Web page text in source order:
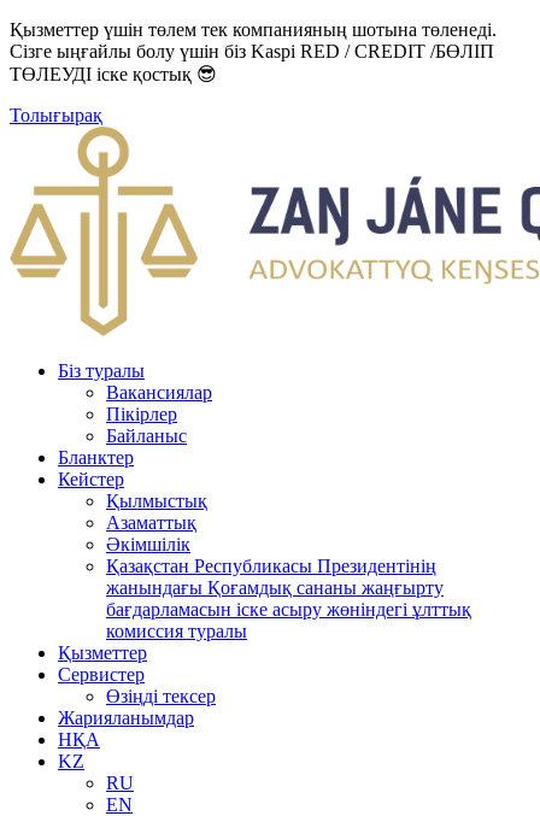
Қызметтер үшін төлем тек компанияның шотына төленеді.
Сізге ыңғайлы болу үшін біз Kaspi RED / CREDIT /БӨЛІП
ТӨЛЕУДІ іске қостық 😎
Толығырақ
Біз туралы
Вакансиялар
Пікірлер
Байланыс
Бланктер
Кейстер
Қылмыстық
Азаматтық
Әкімшілік
Қазақстан Республикасы Президентінің
жанындағы Қоғамдық сананы жаңғырту
бағдарламасын іске асыру жөніндегі ұлттық
комиссия туралы
Қызметтер
Сервистер
Өзіңді тексер
Жарияланымдар
НҚА
KZ
RU
EN